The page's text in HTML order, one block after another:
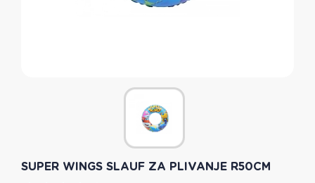
SUPER WINGS SLAUF ZA PLIVANJE R50CM